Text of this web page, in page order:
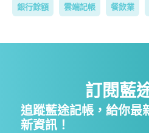
銀行餘額 雲端記帳 餐飲業
訂閱藍
追蹤藍途記帳，給你最
新資訊！